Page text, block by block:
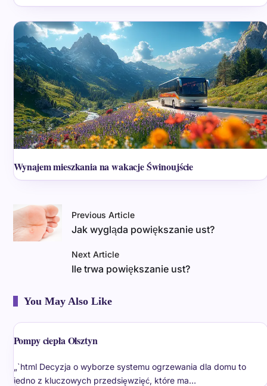
Wynajem mieszkania na wakacje Świnoujście
Previous Article
Jak wygląda powiększanie ust?
Next Article
Ile trwa powiększanie ust?
You May Also Like
Pompy ciepła Olsztyn
„`html Decyzja o wyborze systemu ogrzewania dla domu to
jedno z kluczowych przedsięwzięć, które ma…